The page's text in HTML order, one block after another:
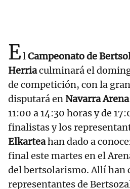
ElCampeonato de
Herriaculminará el
de competición, con la
disputará en Navarra
11:00 a 14:30 horas y de
finalistas y los
Elkarteahan dado a
final este martes en el
del bertsolarismo. Allí han
representantes de